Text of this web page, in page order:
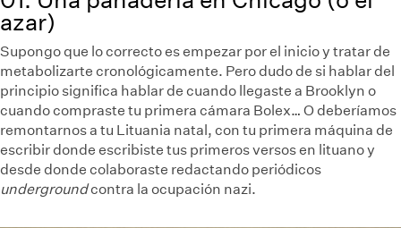
azar)
Supongo que lo correcto es empezar por el inicio y tratar de
metabolizarte cronológicamente. Pero dudo de si hablar del
principio significa hablar de cuando llegaste a Brooklyn o
cuando compraste tu primera cámara Bolex… O deberíamos
remontarnos a tu Lituania natal, con tu primera máquina de
escribir donde escribiste tus primeros versos en lituano y
desde donde colaboraste redactando periódicos
undergroundcontra la ocupación nazi.